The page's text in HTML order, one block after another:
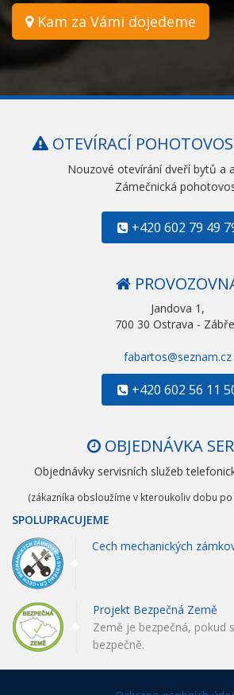
Kam za Vámi dojedeme
OTEVÍRACÍ
Nouzové otevírání dveří bytů a
Zámečnická
+420 602 79 49
Jandova 1,
700 30 Ostrava -
fabartos@seznam.cz
+420 602 56 11
OBJEDNÁVKA
Objednávky servisních služeb
(zákazníka obsloužíme v kteroukoliv dobu
SPOLUPRACUJEME
Cech mechanických
Projekt Bezpečná Země
Země je bezpečná, pokud
bezpečně.